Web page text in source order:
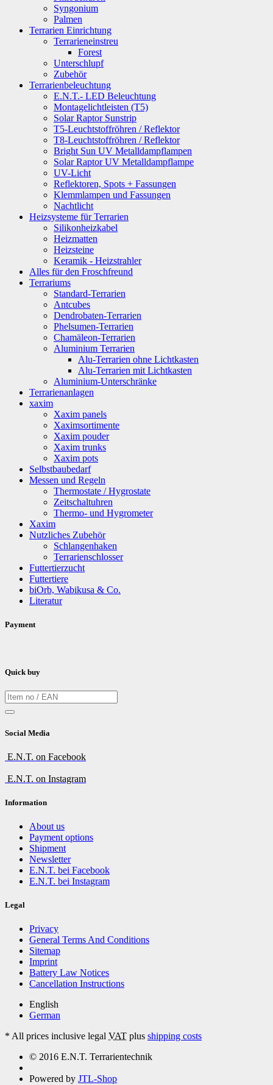
Syngonium
Palmen
Terrarien Einrichtung
Terrarieneinstreu
Forest
Unterschlupf
Zubehör
Terrarienbeleuchtung
E.N.T.- LED Beleuchtung
Montagelichtleisten (T5)
Solar Raptor Sunstrip
T5-Leuchtstoffröhren / Reflektor
T8-Leuchtstoffröhren / Reflektor
Bright Sun UV Metalldampflampen
Solar Raptor UV Metalldampflampe
UV-Licht
Reflektoren, Spots + Fassungen
Klemmlampen und Fassungen
Nachtlicht
Heizsysteme für Terrarien
Silikonheizkabel
Heizmatten
Heizsteine
Keramik - Heizstrahler
Alles für den Froschfreund
Terrariums
Standard-Terrarien
Antcubes
Dendrobaten-Terrarien
Phelsumen-Terrarien
Chamäleon-Terrarien
Aluminium Terrarien
Alu-Terrarien ohne Lichtkasten
Alu-Terrarien mit Lichtkasten
Aluminium-Unterschränke
Terrarienanlagen
xaxim
Xaxim panels
Xaximsortimente
Xaxim pouder
Xaxim trunks
Xaxim pots
Selbstbaubedarf
Messen und Regeln
Thermostate / Hygrostate
Zeitschaltuhren
Thermo- und Hygrometer
Xaxim
Nutzliches Zubehör
Schlangenhaken
Terrarienschlosser
Futtertierzucht
Futtertiere
biOrb, Wabikusa & Co.
Literatur
Payment
Quick buy
Social Media
E.N.T. on Facebook
E.N.T. on Instagram
Information
About us
Payment options
Shipment
Newsletter
E.N.T. bei Facebook
E.N.T. bei Instagram
Legal
Privacy
General Terms And Conditions
Sitemap
Imprint
Battery Law Notices
Cancellation Instructions
English
German
* All prices inclusive legal VAT plus shipping costs
© 2016 E.N.T. Terrarientechnik
Powered by JTL-Shop